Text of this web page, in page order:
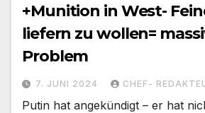
+Munition in West-
liefern zu wollen=
Problem
7. JUNI 2024 CHEF-
Putin hat angekündigt – er hat